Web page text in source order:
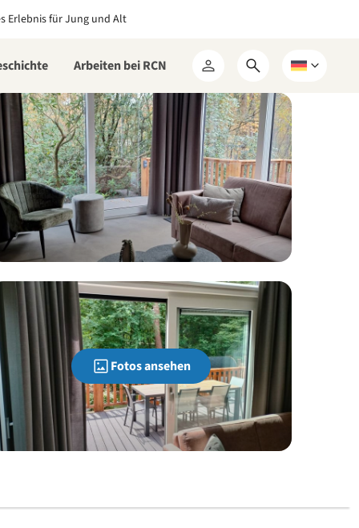
Erlebnis für Jung und Alt
Arbeiten bei RCN
Mein
RCN
Suchformular
öffnen
Wählen
eine
Sprache
Fotos ansehen